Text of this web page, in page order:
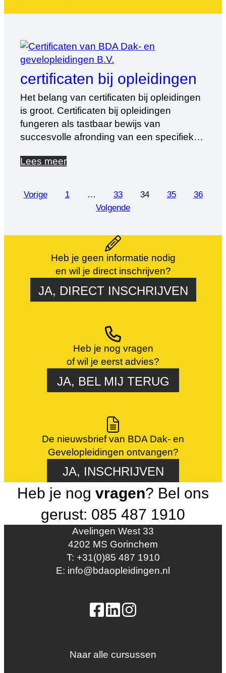
Gevelopleidingen meerdere cursussen
daktuin en gevelgroen in het aanbod. […]
certificaten bij opleidingen
Het belang van certificaten bij opleidingen
is groot. Certificaten bij opleidingen
fungeren als tastbaar bewijs van
succesvolle afronding van een specifieke
hun verworven kennis en vaardigheden
voor de InstallQ erkenningsregeling. Zowel
voor de opleidingen áls voor de examens.
Hetzelfde geldt voor Groenkeur. Officiële
Lees meer
Berichten
Vorige 1 … 33 34 35
36
Volgende
Heb je geen informatie nodig
en wil je direct inschrijven?
JA, DIRECT INSCHRIJVEN
Heb je nog vragen
of wil je eerst advies?
JA, BEL MIJ TERUG
De nieuwsbrief van BDA Dak- en
Gevelopleidingen ontvangen?
JA, INSCHRIJVEN
Heb je nog vragen? Bel ons
gerust: 085 487 1910
Avelingen West 33
4202 MS Gorinchem
T: +31(0)85 487 1910
E: info@bdaopleidingen.nl
Naar alle cursussen